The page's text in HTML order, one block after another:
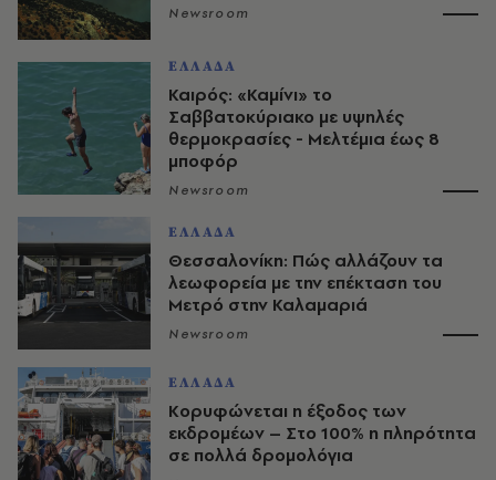
Newsroom
ΕΛΛΑΔΑ
Καιρός: «Καμίνι» το
Σαββατοκύριακο με υψηλές
θερμοκρασίες - Mελτέμια έως 8
μποφόρ
Newsroom
ΕΛΛΑΔΑ
Θεσσαλονίκη: Πώς αλλάζουν τα
λεωφορεία με την επέκταση του
Μετρό στην Καλαμαριά
Newsroom
ΕΛΛΑΔΑ
Κορυφώνεται η έξοδος των
εκδρομέων – Στο 100% η πληρότητα
σε πολλά δρομολόγια